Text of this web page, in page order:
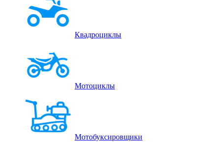
Квадроциклы
Мотоциклы
Мотобуксировщики